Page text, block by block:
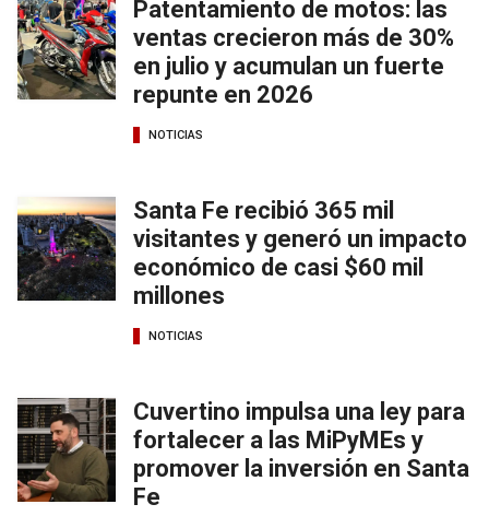
Patentamiento de motos: las
ventas crecieron más de 30%
en julio y acumulan un fuerte
repunte en 2026
NOTICIAS
Santa Fe recibió 365 mil
visitantes y generó un impacto
económico de casi $60 mil
millones
NOTICIAS
Cuvertino impulsa una ley para
fortalecer a las MiPyMEs y
promover la inversión en Santa
Fe